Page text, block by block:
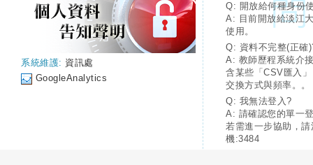
系統維護: 資訊處
GoogleAnalytics
Q: 開放給何種身份
A: 目前開放給淡江
使用。
Q: 資料不完整(正確
A: 教師歷程系統介
含某些「CSV匯入
交換方式與頻率。。
Q: 我無法登入?
A: 請確認您的單一
若需進一步協助，
機:3484